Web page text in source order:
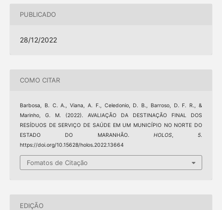
PUBLICADO
28/12/2022
COMO CITAR
Barbosa, B. C. A., Viana, A. F., Celedonio, D. B., Barroso, D. F. R., &
Marinho, G. M. (2022). AVALIAÇÃO DA DESTINAÇÃO FINAL DOS
RESÍDUOS DE SERVIÇO DE SAÚDE EM UM MUNICÍPIO NO NORTE DO
ESTADO DO MARANHÃO. HOLOS,5.
https://doi.org/10.15628/holos.2022.13664
Fomatos de Citação
EDIÇÃO